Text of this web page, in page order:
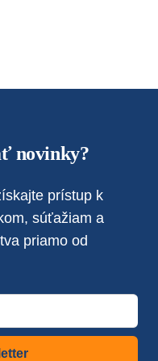
novinky?
prístup k
súťažiam a
priamo od